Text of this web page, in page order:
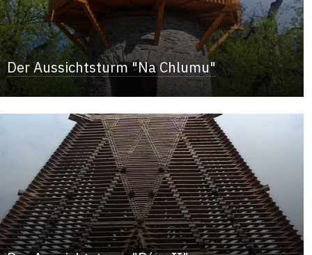
Der Aussichtsturm "Na Chlumu"